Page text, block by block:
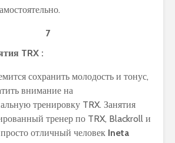
TRX :
сохранить молодость и тонус,
внимание на
тренировку TRX. Занятия
тренер по TRX, Blackroll и
отличный человек Ineta